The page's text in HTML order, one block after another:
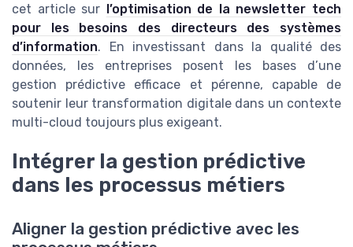
cet article sur l’optimisation de la newsletter tech
pour les besoins des directeurs des systèmes
d’information. En investissant dans la qualité des
données, les entreprises posent les bases d’une
gestion prédictive efficace et pérenne, capable de
soutenir leur transformation digitale dans un contexte
multi-cloud toujours plus exigeant.
Intégrer la gestion prédictive
dans les processus métiers
Aligner la gestion prédictive avec les